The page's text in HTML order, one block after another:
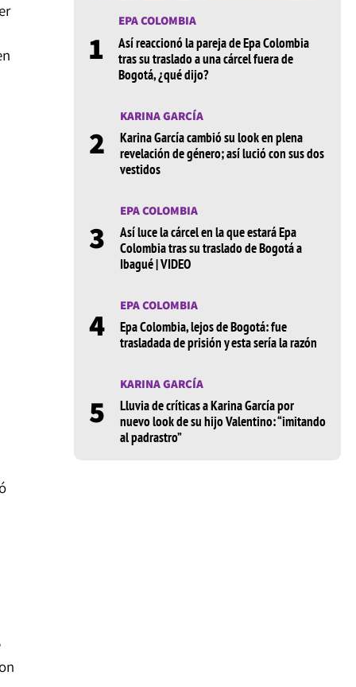
1
EPA COLOMBIA
Así reaccionó la pareja de Epa Colombia
tras su traslado a una cárcel fuera de
Bogotá, ¿qué dijo?
2
KARINA GARCÍA
Karina García cambió su look en plena
revelación de género; así lució con sus dos
vestidos
3
EPA COLOMBIA
Así luce la cárcel en la que estará Epa
Colombia tras su traslado de Bogotá a
Ibagué | VIDEO
4
EPA COLOMBIA
Epa Colombia, lejos de Bogotá: fue
trasladada de prisión y esta sería la razón
5
KARINA GARCÍA
Lluvia de críticas a Karina García por
nuevo look de su hijo Valentino: “imitando
al padrastro”